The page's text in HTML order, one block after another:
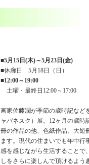
■5月15日(木)～5月23日(金)
■休廊日 5月18日（日）
■12:00～19:00
土曜・最終日12:00～17:00
画家佐藤潤が季節の歳時記など
ャパネスク）展。12ヶ月の歳時
冊の作品の他、色紙作品、大短
ます。現代の住まいでも年中行
感を感じながら生活することで
しをさらに楽しんで頂けるよう